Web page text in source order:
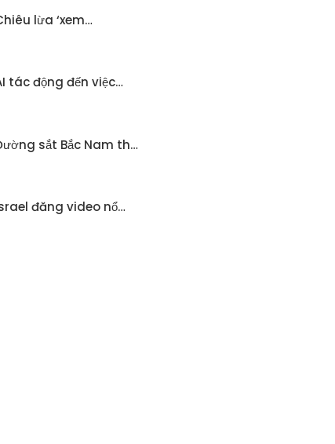
lừa ‘xem…
tác động đến việc…
sắt Bắc Nam th…
đăng video nổ…